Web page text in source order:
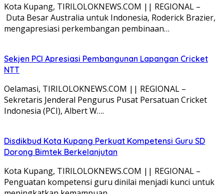
Kota Kupang, TIRILOLOKNEWS.COM || REGIONAL –
Duta Besar Australia untuk Indonesia, Roderick Brazier,
mengapresiasi perkembangan pembinaan…
Sekjen PCI Apresiasi Pembangunan Lapangan Cricket
NTT
Oelamasi, TIRILOLOKNEWS.COM || REGIONAL –
Sekretaris Jenderal Pengurus Pusat Persatuan Cricket
Indonesia (PCI), Albert W….
Disdikbud Kota Kupang Perkuat Kompetensi Guru SD
Dorong Bimtek Berkelanjutan
Kota Kupang, TIRILOLOKNEWS.COM || REGIONAL –
Penguatan kompetensi guru dinilai menjadi kunci untuk